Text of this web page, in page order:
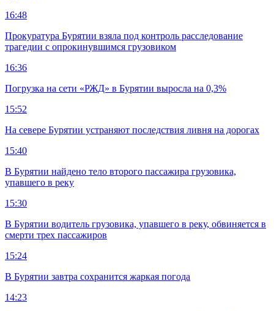
16:48
Прокуратура Бурятии взяла под контроль расследование
трагедии с опрокинувшимся грузовиком
16:36
Погрузка на сети «РЖД» в Бурятии выросла на 0,3%
15:52
На севере Бурятии устраняют последствия ливня на дорогах
15:40
В Бурятии найдено тело второго пассажира грузовика,
упавшего в реку
15:30
В Бурятии водитель грузовика, упавшего в реку, обвиняется в
смерти трех пассажиров
15:24
В Бурятии завтра сохранится жаркая погода
14:23